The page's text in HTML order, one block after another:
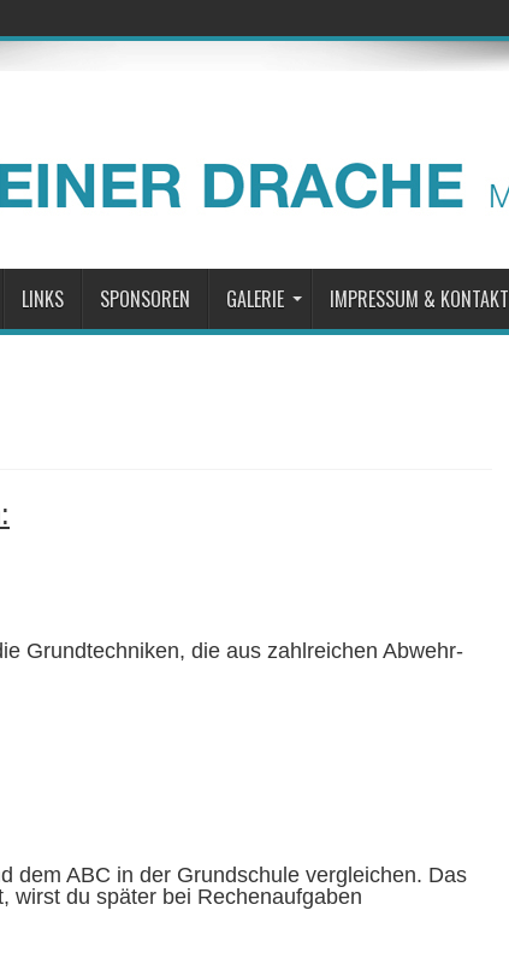
LINKS SPONSOREN GALERIE IMPRESSUM & KONTAKT
Grundtechniken, die aus zahlreichen Abwehr-
dem ABC in der Grundschule vergleichen. Das
wirst du später bei Rechenaufgaben